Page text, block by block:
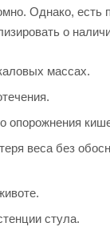
Однако, есть
о
массах.
опорожнения
веса без
стула.